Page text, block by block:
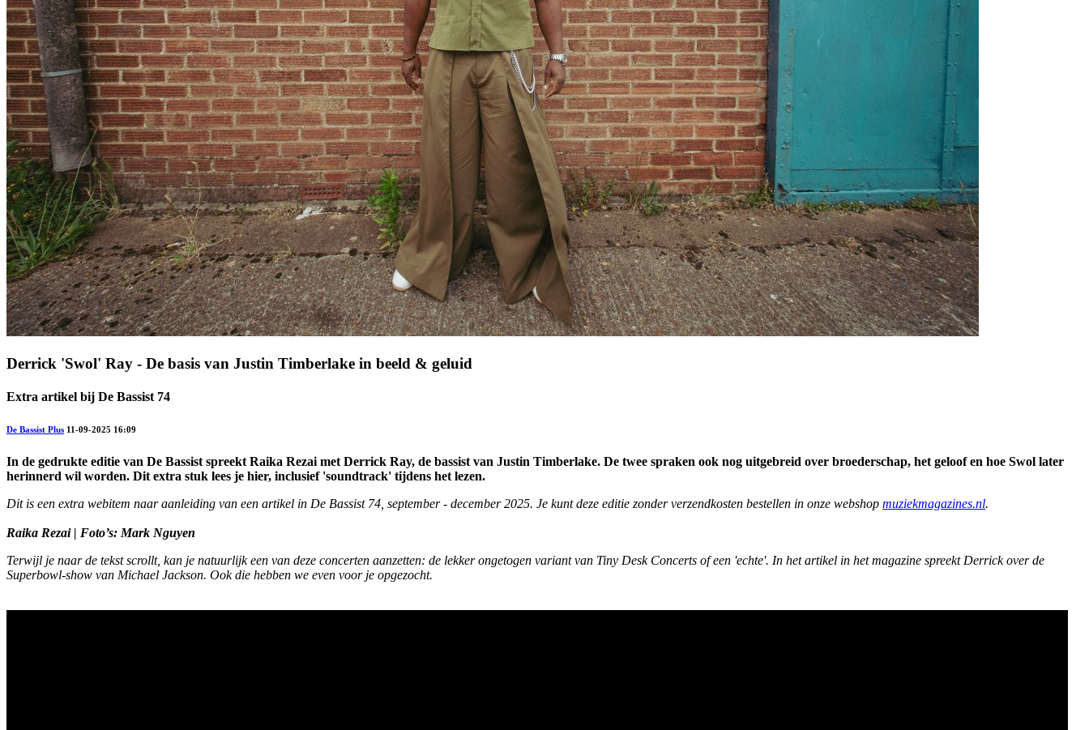
Derrick 'Swol' Ray - De basis van Justin Timberlake in beeld & geluid
Extra artikel bij De Bassist 74
De Bassist Plus 11-09-2025 16:09
In de gedrukte editie van De Bassist spreekt Raika Rezai met Derrick Ray, de bassist van Justin Timberlake. De twee spraken ook nog uitgebreid over broederschap, het geloof en hoe Swol later
herinnerd wil worden. Dit extra stuk lees je hier, inclusief 'soundtrack' tijdens het lezen.
Dit is een extra webitem naar aanleiding van een artikel in De Bassist 74, september - december 2025. Je kunt deze editie zonder verzendkosten bestellen in onze webshop muziekmagazines.nl.
Raika Rezai | Foto’s: Mark Nguyen
Terwijl je naar de tekst scrollt, kan je natuurlijk een van deze concerten aanzetten: de lekker ongetogen variant van Tiny Desk Concerts of een 'echte'. In het artikel in het magazine spreekt Derrick over de
Superbowl-show van Michael Jackson. Ook die hebben we even voor je opgezocht.